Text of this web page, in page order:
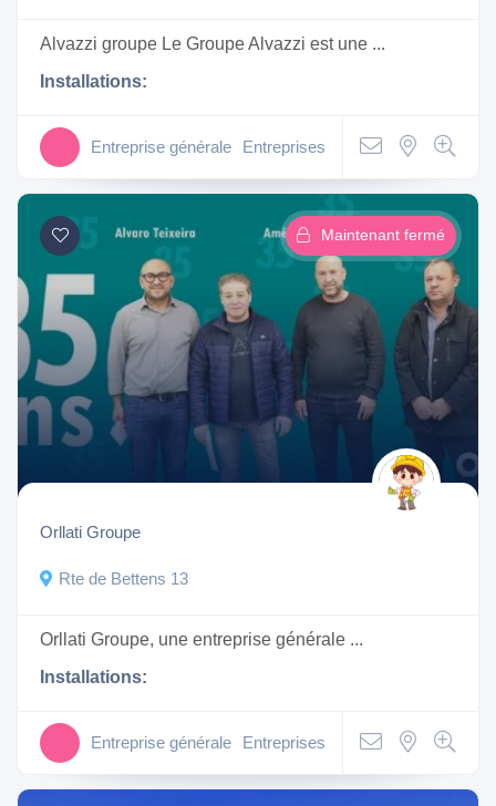
Alvazzi groupe Le Groupe Alvazzi est une ...
Installations:
Entreprise générale Entreprises
Maintenant fermé
Orllati Groupe
Rte de Bettens 13
Orllati Groupe, une entreprise générale ...
Installations:
Entreprise générale Entreprises